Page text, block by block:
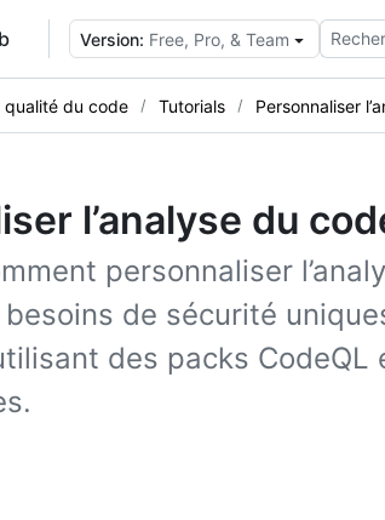
Version: Free, Pro, & Team
qualité du code Tutorials Personnaliser
l’analyse du
personnaliser
de sécurité
des packs CodeQL